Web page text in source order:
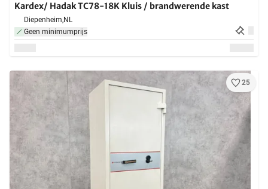
Kardex/ Hadak TC78-18K Kluis / brandwerende kast
Diepenheim,NL
Geen minimumprijs
25